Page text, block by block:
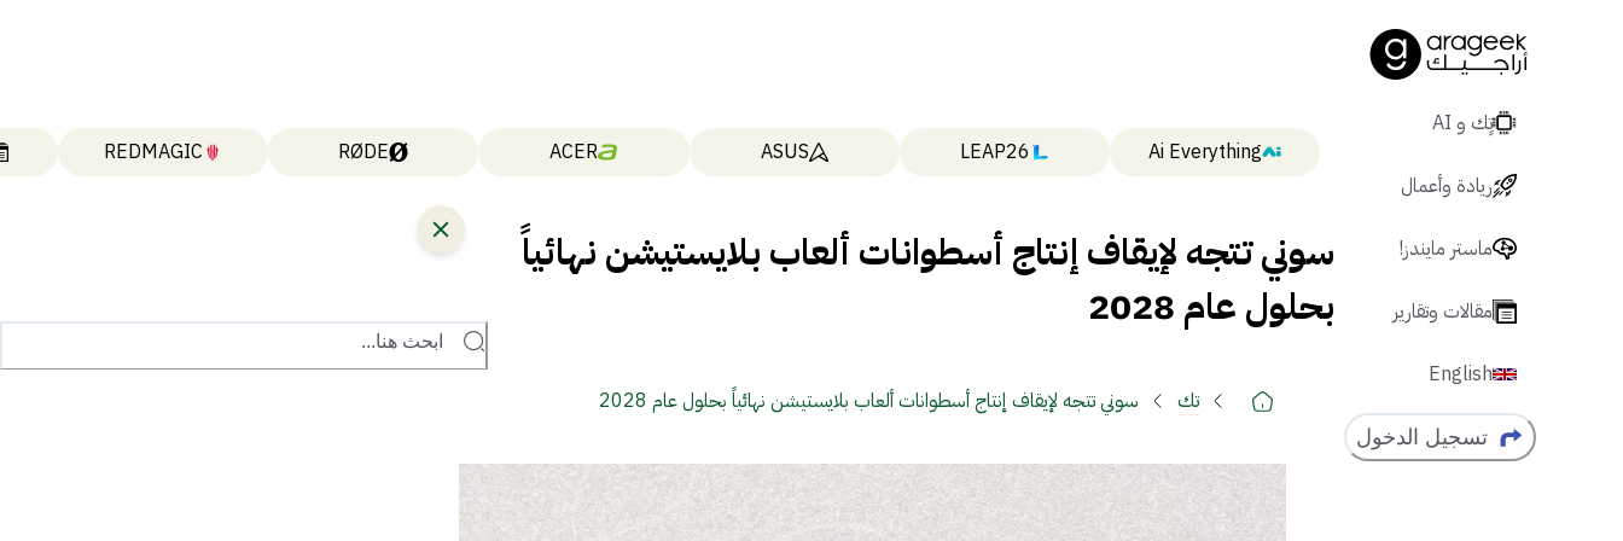
تٍك و AI
ريادة وأعمال
ماستر مايندز!
مقالات وتقارير
English
تسجيل الدخول
Ai Everything
LEAP26
ASUS
ACER
RØDE
REDMAGIC
سوني تتجه لإيقاف إنتاج أسطوانات ألعاب بلايستيشن نهائياً
بحلول عام 2028
تك سوني تتجه لإيقاف إنتاج أسطوانات ألعاب بلايستيشن نهائياً بحلول عام 2028
ابحث هنا...